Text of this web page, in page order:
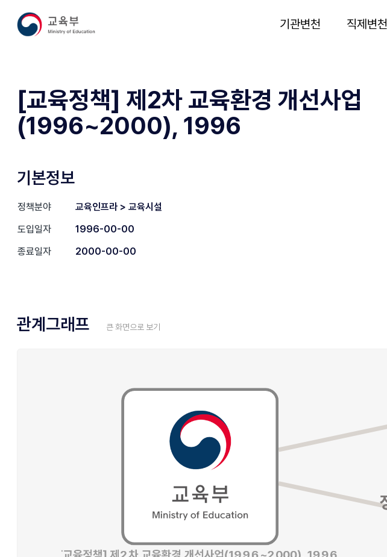
기관변천 직제변천
[교육정책] 제2차 교육환경 개선사업
(1996~2000), 1996
기본정보
정책분야
교육인프라 > 교육시설
도입일자
1996-00-00
종료일자
2000-00-00
관계그래프 큰 화면으로 보기